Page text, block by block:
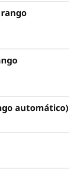
puede
y
precedentes
cargas de
sin
rango
automático)